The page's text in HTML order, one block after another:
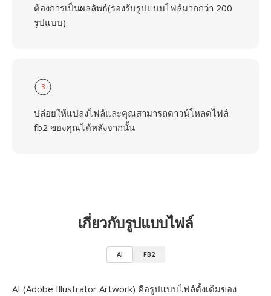
ต้องการเป็นผลลัพธ์(รองรับรูปแบบไฟล์มากกว่า 200
รูปแบบ)
3
ปล่อยให้แปลงไฟล์และคุณสามารถดาวน์โหลดไฟล์
fb2 ของคุณได้หลังจากนั้น
เกี่ยวกับรูปแบบไฟล์
AI FB2
AI (Adobe Illustrator Artwork) คือรูปแบบไฟล์ดั้งเดิมของ